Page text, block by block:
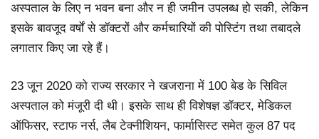
अस्पताल के लिए न भवन बना और न ही जमीन उपलब्ध हो सकी, लेकिन
इसके बावजूद वर्षों से डॉक्टरों और कर्मचारियों की पोस्टिंग तथा तबादले
लगातार किए जा रहे हैं।
23 जून 2020 को राज्य सरकार ने खजराना में 100 बेड के सिविल
अस्पताल को मंजूरी दी थी। इसके साथ ही विशेषज्ञ डॉक्टर, मेडिकल
ऑफिसर, स्टाफ नर्स, लैब टेक्नीशियन, फार्मासिस्ट समेत कुल 87 पद